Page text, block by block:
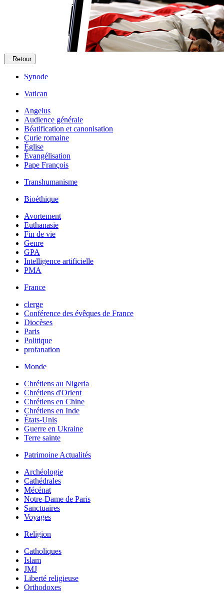
Retour
Synode
Vatican
Angelus
Audience générale
Béatification et canonisation
Curie romaine
Église
Évangélisation
Pape François
Transhumanisme
Bioéthique
Avortement
Euthanasie
Fin de vie
Genre
GPA
Intelligence artificielle
PMA
France
clerge
Conférence des évêques de France
Diocèses
Paris
Politique
profanation
Monde
Chrétiens au Nigeria
Chrétiens d'Orient
Chrétiens en Chine
Chrétiens en Inde
États-Unis
Guerre en Ukraine
Terre sainte
Patrimoine Actualités
Archéologie
Cathédrales
Mécénat
Notre-Dame de Paris
Sanctuaires
Voyages
Religion
Catholiques
Islam
JMJ
Liberté religieuse
Orthodoxes